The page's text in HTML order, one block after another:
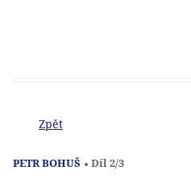
Zpět
PETR BOHUŠ Díl 2/3